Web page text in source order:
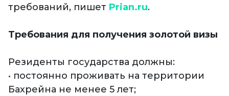
требований, пишет Prian.ru.
Требования для получения золотой визы
Резиденты государства должны:
• постоянно проживать на территории
Бахрейна не менее 5 лет;